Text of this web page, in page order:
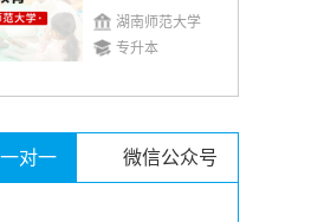
湖南师范大学
专升本
对一 微信公众号